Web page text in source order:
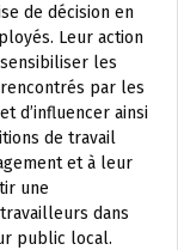
de décision en
Leur action
les
par les
d’influencer ainsi
de travail
et à leur
une
dans
public local.